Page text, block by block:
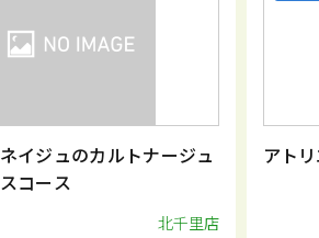
イジュのカルトナージュ
コース
北千里店
アト